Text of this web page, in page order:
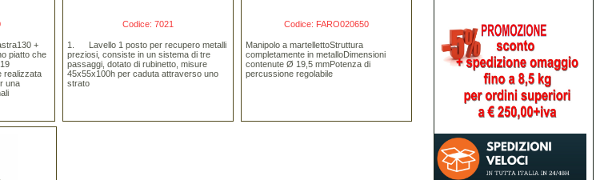
+
piatto che
realizzata
una
Codice: 7021
1. Lavello 1 posto per recupero metalli
preziosi, consiste in un sistema di tre
passaggi, dotato di rubinetto, misure
45x55x100h per caduta attraverso uno
strato
Codice: FARO020650
Manipolo a martellettoStruttura
completamente in metalloDimensioni
contenute Ø 19,5 mmPotenza di
percussione regolabile